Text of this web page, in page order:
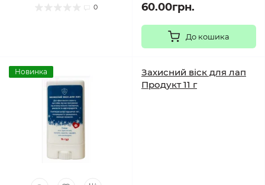
0 60.00грн.
До кошика
Новинка
Захисний віск для лап
Продукт 11 г